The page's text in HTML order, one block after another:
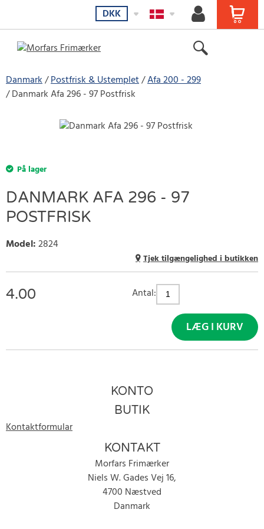
DKK
Danmark Postfrisk & Ustemplet Afa 200 - 299
Danmark Afa 296 - 97 Postfrisk
På lager
DANMARK AFA 296 - 97
POSTFRISK
Model:2824
Tjek tilgængelighed i butikken
4.00 Antal:
LÆG I KURV
KONTO
BUTIK
Kontaktformular
KONTAKT
Morfars Frimærker
Niels W. Gades Vej 16,
4700 Næstved
Danmark